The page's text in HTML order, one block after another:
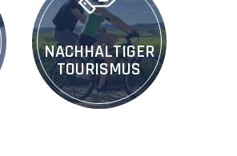
NACHHALTIGER
TOURISMUS